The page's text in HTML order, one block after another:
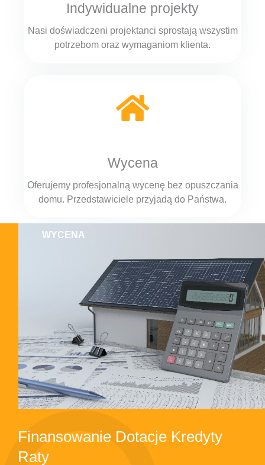
Indywidualne projekty
Nasi doświadczeni projektanci sprostają wszystim
potrzebom oraz wymaganiom klienta.
Wycena
Oferujemy profesjonalną wycenę bez opuszczania
domu. Przedstawiciele przyjadą do Państwa.
Finansowanie Dotacje Kredyty
Raty
WYCENA